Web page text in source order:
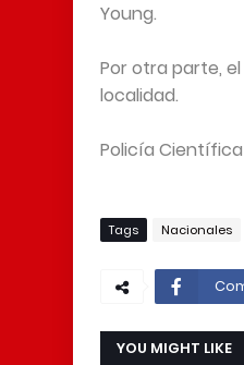
Young.
Por otra parte,
localidad.
Policía
Tags Nacionales
YOU MIGHT LIKE